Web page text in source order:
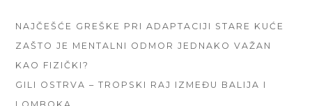
NAJČEŠĆE GREŠKE PRI ADAPTACIJI STARE KUĆE
ZAŠTO JE MENTALNI ODMOR JEDNAKO VAŽAN
KAO FIZIČKI?
GILI OSTRVA – TROPSKI RAJ IZMEĐU BALIJA I